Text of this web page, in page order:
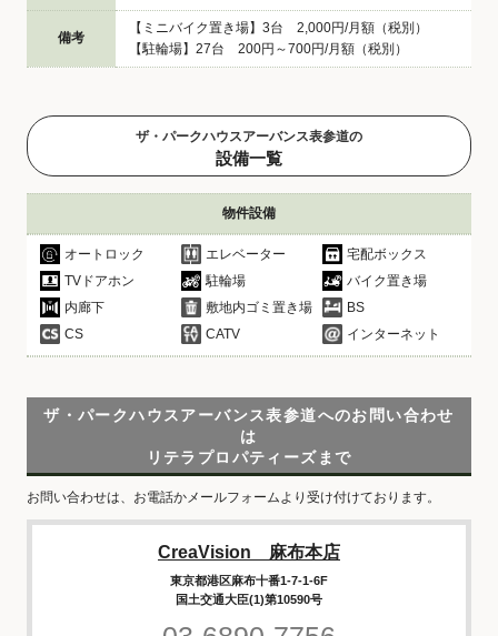
備考
【ミニバイク置き場】3台 2,000円/月額（税別）
【駐輪場】27台 200円～700円/月額（税別）
ザ・パークハウスアーバンス表参道の
設備一覧
物件設備
オートロック エレベーター
宅配ボックス
TVドアホン
駐輪場
バイク置き場
内廊下
敷地内ゴミ置き場
BS
CS
CATV インターネット
ザ・パークハウスアーバンス表参道へのお問い合わせ
は
リテラプロパティーズまで
お問い合わせは、お電話かメールフォームより受け付けております。
CreaVision 麻布本店
東京都港区麻布十番1-7-1-6F
国土交通大臣(1)第10590号